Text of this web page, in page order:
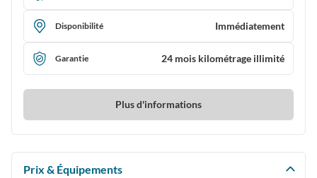
Disponibilité Immédiatement
Garantie 24 mois kilométrage illimité
Plus d'informations
Prix & Équipements